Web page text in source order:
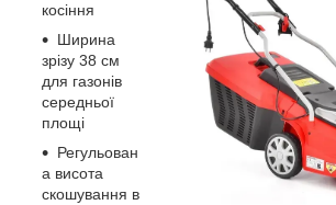
косіння
Ширина
зрізу 38 см
для газонів
середньої
площі
Регульован
а висота
скошування в